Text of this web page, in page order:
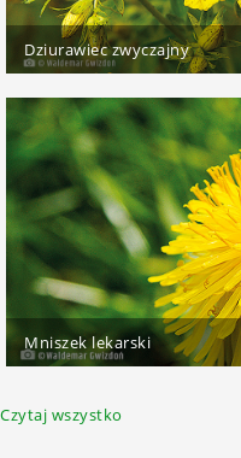
Dziurawiec zwyczajny
Mniszek lekarski
Czytaj wszystko